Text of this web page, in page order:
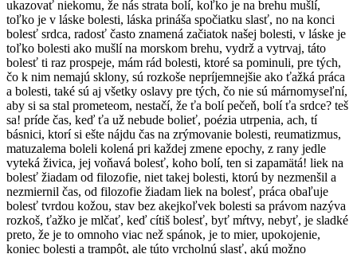
ukazovať niekomu, že nás strata bolí, koľko je na brehu mušlí,
toľko je v láske bolesti, láska prináša spočiatku slasť, no na konci
bolesť srdca, radosť často znamená začiatok našej bolesti, v láske je
toľko bolesti ako mušlí na morskom brehu, vydrž a vytrvaj, táto
bolesť ti raz prospeje, mám rád bolesti, ktoré sa pominuli, pre tých,
čo k nim nemajú sklony, sú rozkoše nepríjemnejšie ako ťažká práca
a bolesti, také sú aj všetky oslavy pre tých, čo nie sú márnomyseľní,
aby si sa stal prometeom, nestačí, že ťa bolí pečeň, bolí ťa srdce? teš
sa! príde čas, keď ťa už nebude bolieť, poézia utrpenia, ach, tí
básnici, ktorí si ešte nájdu čas na zrýmovanie bolesti, reumatizmus,
matuzalema boleli kolená pri každej zmene epochy, z rany jedle
vyteká živica, jej voňavá bolesť, koho bolí, ten si zapamätá! liek na
bolesť žiadam od filozofie, niet takej bolesti, ktorú by nezmenšil a
nezmiernil čas, od filozofie žiadam liek na bolesť, práca obaľuje
bolesť tvrdou kožou, stav bez akejkoľvek bolesti sa právom nazýva
rozkoš, ťažko je mlčať, keď cítiš bolesť, byť mŕtvy, nebyť, je sladké
preto, že je to omnoho viac než spánok, je to mier, upokojenie,
koniec bolesti a trampôt, ale túto vrcholnú slasť, akú možno